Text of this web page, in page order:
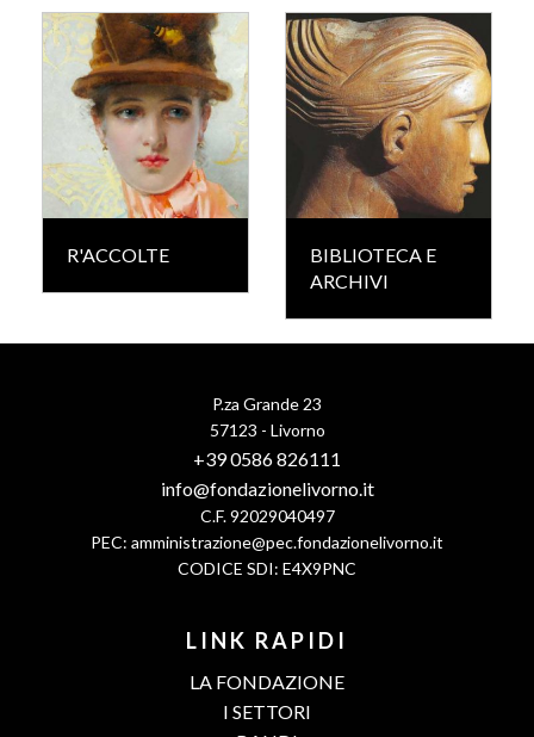
R'ACCOLTE
BIBLIOTECA E
ARCHIVI
P.za Grande 23
57123 - Livorno
+39 0586 826111
info@fondazionelivorno.it
C.F. 92029040497
PEC: amministrazione@pec.fondazionelivorno.it
CODICE SDI: E4X9PNC
LINK RAPIDI
LA FONDAZIONE
I SETTORI